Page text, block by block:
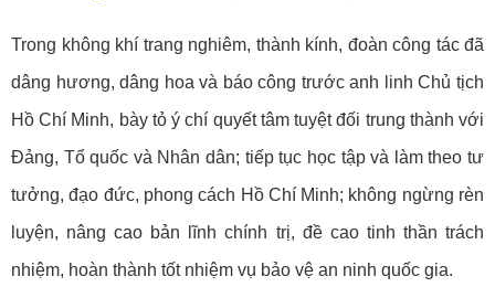
Trong không khí trang nghiêm, thành kính, đoàn công tác đã
dâng hương, dâng hoa và báo công trước anh linh Chủ tịch
Hồ Chí Minh, bày tỏ ý chí quyết tâm tuyệt đối trung thành với
Đảng, Tổ quốc và Nhân dân; tiếp tục học tập và làm theo tư
tưởng, đạo đức, phong cách Hồ Chí Minh; không ngừng rèn
luyện, nâng cao bản lĩnh chính trị, đề cao tinh thần trách
nhiệm, hoàn thành tốt nhiệm vụ bảo vệ an ninh quốc gia.